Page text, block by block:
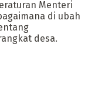
Menteri
di ubah
desa.